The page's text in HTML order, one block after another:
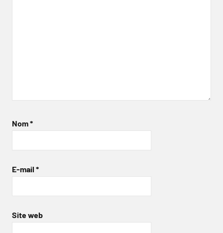
Nom*
E-mail *
Site web